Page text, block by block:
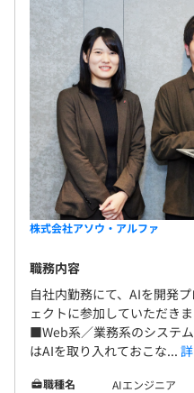
株式会社アソウ・アルファ
職務内容
自社内勤務にて、AIを開発
ェクトに参加していただき
■Web系／業務系のシステ
はAIを取り入れておこな...
職種名
AIエンジニア